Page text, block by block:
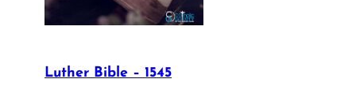
Luther Bible – 1545